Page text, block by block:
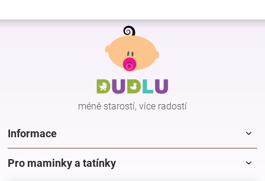
Z
méně starostí, více radostí
Informace
Pro maminky a tatínky